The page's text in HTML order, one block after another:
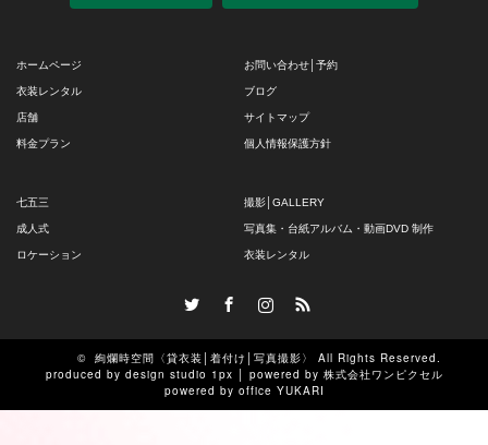
ホームページ
衣装レンタル
店舗
料金プラン
お問い合わせ│予約
ブログ
サイトマップ
個人情報保護方針
七五三
成人式
ロケーション
撮影│GALLERY
写真集・台紙アルバム・動画DVD 制作
衣装レンタル
InstagramRSS
© 絢爛時空間〈貸衣装│着付け│写真撮影〉
All Rights Reserved.
produced by design studio 1px │ powered by 株式会社ワンピクセル
powered by office YUKARI